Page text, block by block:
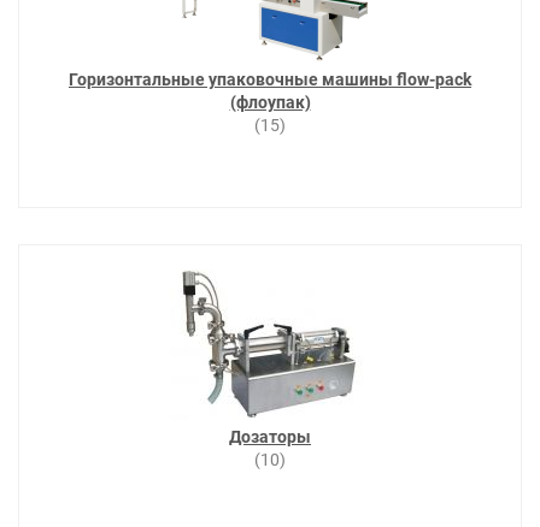
Горизонтальные упаковочные машины flow-pack
(флоупак)
(15)
Дозаторы
(10)